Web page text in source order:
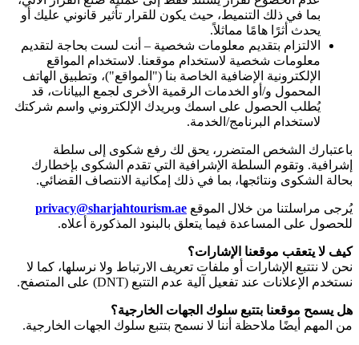
بما في ذلك التنميط، حيث يكون للقرار تأثير قانوني عليك أو
يحدث أثرًا هامًا مماثلاً.
الالتزام بتقديم معلومات شخصية – أنت لست بحاجة لتقديم
معلومات شخصية لاستخدام موقعنا. لاستخدام المواقع
الإلكترونية الإضافية الخاصة بنا ("المواقع")، وتطبيق الهاتف
المحمول و/أو الخدمات الرقمية الأخرى لجمع البيانات، قد
يُطلب الحصول على اسمك وبريدك الإلكتروني واسم شركتك
لاستخدام البرنامج/الخدمة.
باعتبارك الشخص المتضرر، يحق لك رفع شكوى إلى سلطة
إشرافية. وتقوم السلطة الإشرافية التي تقدم الشكوى بإخطارك
بحالة الشكوى ونتائجها، بما في ذلك إمكانية الانتصاف القضائي.
يُرجى مراسلتنا من خلال الموقع privacy@sharjahtourism.ae
للحصول على المساعدة فيما يتعلق بالبنود المذكورة أعلاه.
كيف لا يتعقب موقعنا الإشارات؟
نحن لا نتتبع الإشارات أو ملفات تعريف الارتباط ولا نرسلها، كما لا
نستخدم الإعلانات عند تفعيل آلية عدم التتبع (DNT) على المتصفح.
هل يسمح موقعنا بتتبع سلوك الجهات الخارجية؟
من المهم أيضًا ملاحظة أننا لا نسمح بتتبع سلوك الجهات الخارجية.